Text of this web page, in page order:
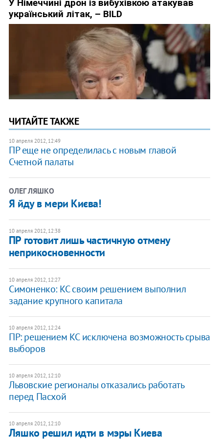
ЧИТАЙТЕ ТАКЖЕ
10 апреля 2012, 12:49
ПР еще не определилась с новым главой
Счетной палаты
ОЛЕГ ЛЯШКО
Я йду в мери Києва!
10 апреля 2012, 12:38
ПР готовит лишь частичную отмену
неприкосновенности
10 апреля 2012, 12:27
Симоненко: КС своим решением выполнил
задание крупного капитала
10 апреля 2012, 12:24
ПР: решением КС исключена возможность срыва
выборов
10 апреля 2012, 12:10
Львовские регионалы отказались работать
перед Пасхой
10 апреля 2012, 12:10
Ляшко решил идти в мэры Киева